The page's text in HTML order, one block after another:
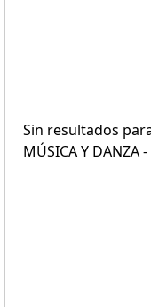
Sin resultados
MÚSICA Y DANZA